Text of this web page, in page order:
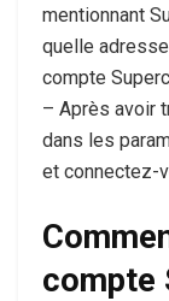
mentionnant
quelle
compte
– Après avoir
dans les
et connectez-
compte